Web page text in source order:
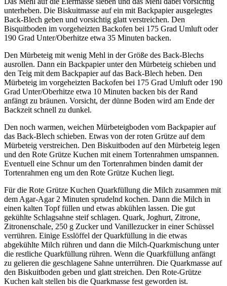
unterheben. Die Biskuitmasse auf ein mit Backpapier ausgelegtes
Back-Blech geben und vorsichtig glatt verstreichen. Den
Bisquitboden im vorgeheizten Backofen bei 175 Grad Umluft oder
190 Grad Unter/Oberhitze etwa 35 Minuten backen.
Den Mürbeteig mit wenig Mehl in der Größe des Back-Blechs
ausrollen. Dann ein Backpapier unter den Mürbeteig schieben und
den Teig mit dem Backpapier auf das Back-Blech heben. Den
Mürbeteig im vorgeheizten Backofen bei 175 Grad Umluft oder 190
Grad Unter/Oberhitze etwa 10 Minuten backen bis der Rand
anfängt zu bräunen. Vorsicht, der dünne Boden wird am Ende der
Backzeit schnell zu dunkel.
Den noch warmen, weichen Mürbeteigboden vom Backpapier auf
das Back-Blech schieben. Etwas von der roten Grütze auf dem
Mürbeteig verstreichen. Den Biskuitboden auf den Mürbeteig legen
und den Rote Grütze Kuchen mit einem Tortenrahmen umspannen.
Eventuell eine Schnur um den Tortenrahmen binden damit der
Tortenrahmen eng um den Rote Grütze Kuchen liegt.
Für die Rote Grütze Kuchen Quarkfüllung die Milch zusammen mit
dem Agar-Agar 2 Minuten sprudelnd kochen. Dann die Milch in
einen kalten Topf füllen und etwas abkühlen lassen. Die gut
gekühlte Schlagsahne steif schlagen. Quark, Joghurt, Zitrone,
Zitronenschale, 250 g Zucker und Vanillezucker in einer Schüssel
verrühren. Einige Esslöffel der Quarkfüllung in die etwas
abgekühlte Milch rühren und dann die Milch-Quarkmischung unter
die restliche Quarkfüllung rühren. Wenn die Quarkfüllung anfängt
zu gelieren die geschlagene Sahne unterrühren. Die Quarkmasse auf
den Biskuitboden geben und glatt streichen. Den Rote-Grütze
Kuchen kalt stellen bis die Quarkmasse fest geworden ist.